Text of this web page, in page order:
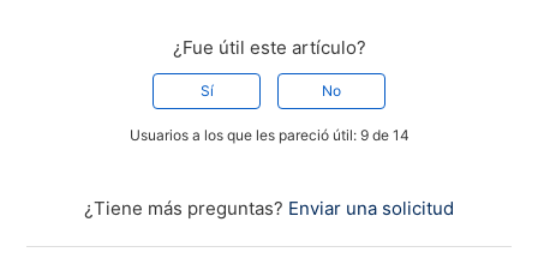
¿Fue útil este artículo?
Sí No
Usuarios a los que les pareció útil: 9 de 14
¿Tiene más preguntas? Enviar una solicitud